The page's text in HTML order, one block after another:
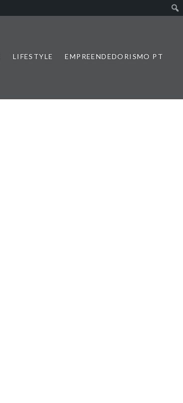
LIFESTYLE EMPREENDEDORISMO PT